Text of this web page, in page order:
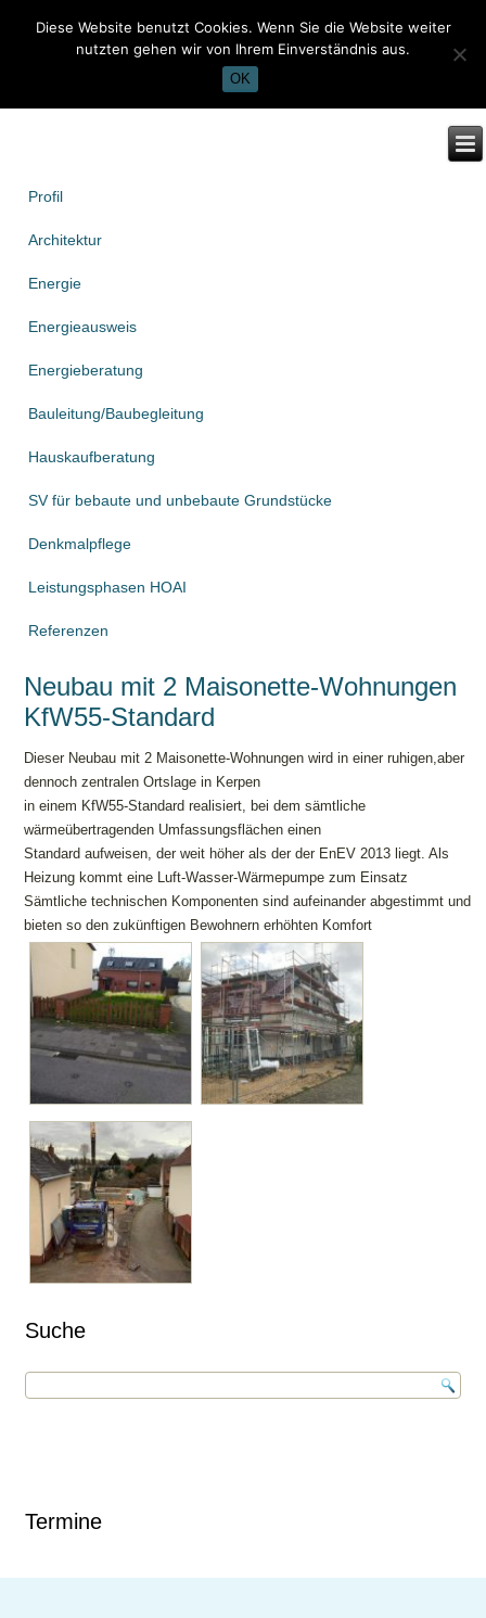
Profil
Architektur
Energie
Energieausweis
Energieberatung
Bauleitung/Baubegleitung
Hauskaufberatung
SV für bebaute und unbebaute Grundstücke
Denkmalpflege
Leistungsphasen HOAI
Referenzen
Neubau mit 2 Maisonette-Wohnungen
KfW55-Standard
Dieser Neubau mit 2 Maisonette-Wohnungen wird in einer ruhigen,aber
dennoch zentralen Ortslage in Kerpen
in einem KfW55-Standardrealisiert, bei dem sämtliche
wärmeübertragenden Umfassungsflächeneinen
Standard aufweisen, der weit höher als der der EnEV 2013 liegt.Als
Heizung kommt eine Luft-Wasser-Wärmepumpe zum Einsatz
Sämtliche technischen Komponenten sind aufeinander abgestimmtund
bieten so den zukünftigen Bewohnern erhöhten Komfort
Suche
Termine
Diese Website benutzt Cookies. Wenn Sie die Website weiter
nutzten gehen wir von Ihrem Einverständnis aus.
OK